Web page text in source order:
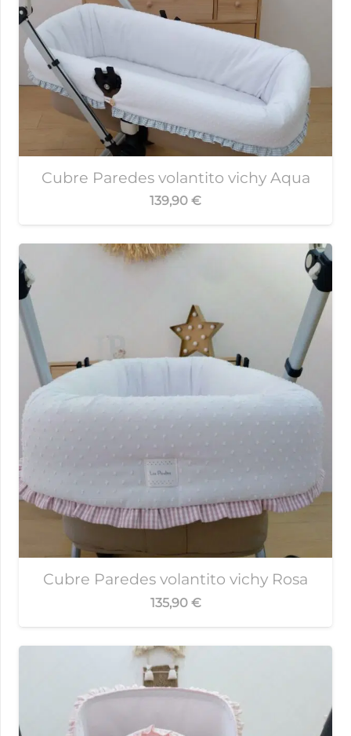
Cubre Paredes volantito vichy Aqua
139,90 €
Cubre Paredes volantito vichy Rosa
135,90 €